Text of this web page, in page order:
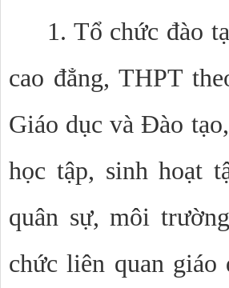
1. Tổ chức đào
cao đẳng, THPT
Giáo dục và Đào
học tập, sinh hoạt
quân sự, môi
chức liên quan